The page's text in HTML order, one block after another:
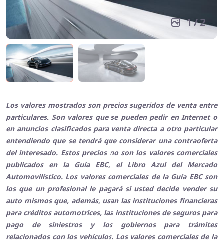
1/2
Los valores mostrados son precios sugeridos de venta entre
particulares. Son valores que se pueden pedir en Internet o
en anuncios clasificados para venta directa a otro particular
entendiendo que se tendrá que considerar una contraoferta
del interesado. Estos precios no son los valores comerciales
publicados en la Guía EBC, el Libro Azul del Mercado
Automovilístico. Los valores comerciales de la Guía EBC son
los que un profesional le pagará si usted decide vender su
auto mismos que, además, usan las instituciones financieras
para créditos automotrices, las instituciones de seguros para
pago de siniestros y los gobiernos para trámites
relacionados con los vehículos. Los valores comerciales de la